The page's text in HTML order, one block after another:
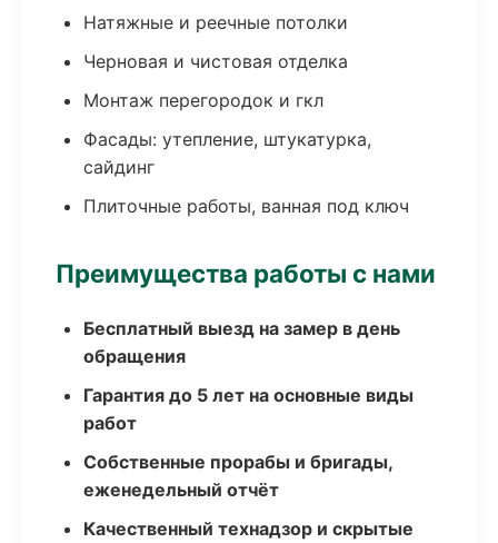
Натяжные и реечные потолки
Черновая и чистовая отделка
Монтаж перегородок и гкл
Фасады: утепление, штукатурка,
сайдинг
Плиточные работы, ванная под ключ
Преимущества работы с нами
Бесплатный выезд на замер в день
обращения
Гарантия до 5 лет на основные виды
работ
Собственные прорабы и бригады,
еженедельный отчёт
Качественный технадзор и скрытые